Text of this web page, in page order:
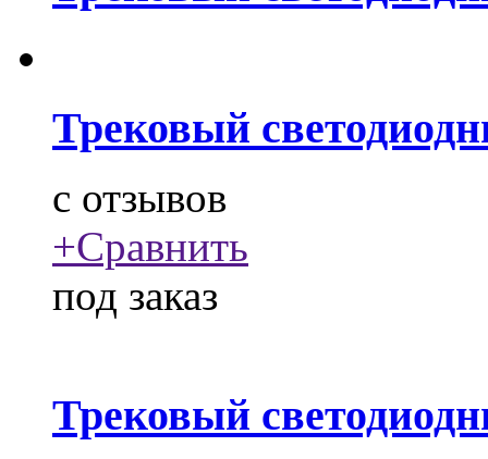
Трековый
c отзывов
+Сравнить
под заказ
Трековый